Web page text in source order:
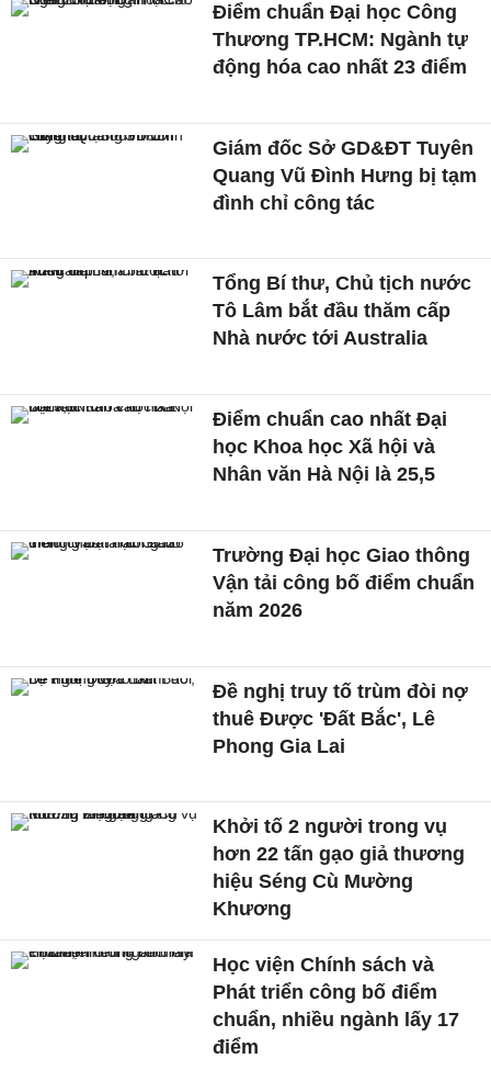
Điểm chuẩn Đại học Công
Thương TP.HCM: Ngành tự
động hóa cao nhất 23 điểm
Giám đốc Sở GD&ĐT Tuyên
Quang Vũ Đình Hưng bị tạm
đình chỉ công tác
Tổng Bí thư, Chủ tịch nước
Tô Lâm bắt đầu thăm cấp
Nhà nước tới Australia
Điểm chuẩn cao nhất Đại
học Khoa học Xã hội và
Nhân văn Hà Nội là 25,5
Trường Đại học Giao thông
Vận tải công bố điểm chuẩn
năm 2026
Đề nghị truy tố trùm đòi nợ
thuê Được 'Đất Bắc', Lê
Phong Gia Lai
Khởi tố 2 người trong vụ
hơn 22 tấn gạo giả thương
hiệu Séng Cù Mường
Khương
Học viện Chính sách và
Phát triển công bố điểm
chuẩn, nhiều ngành lấy 17
điểm